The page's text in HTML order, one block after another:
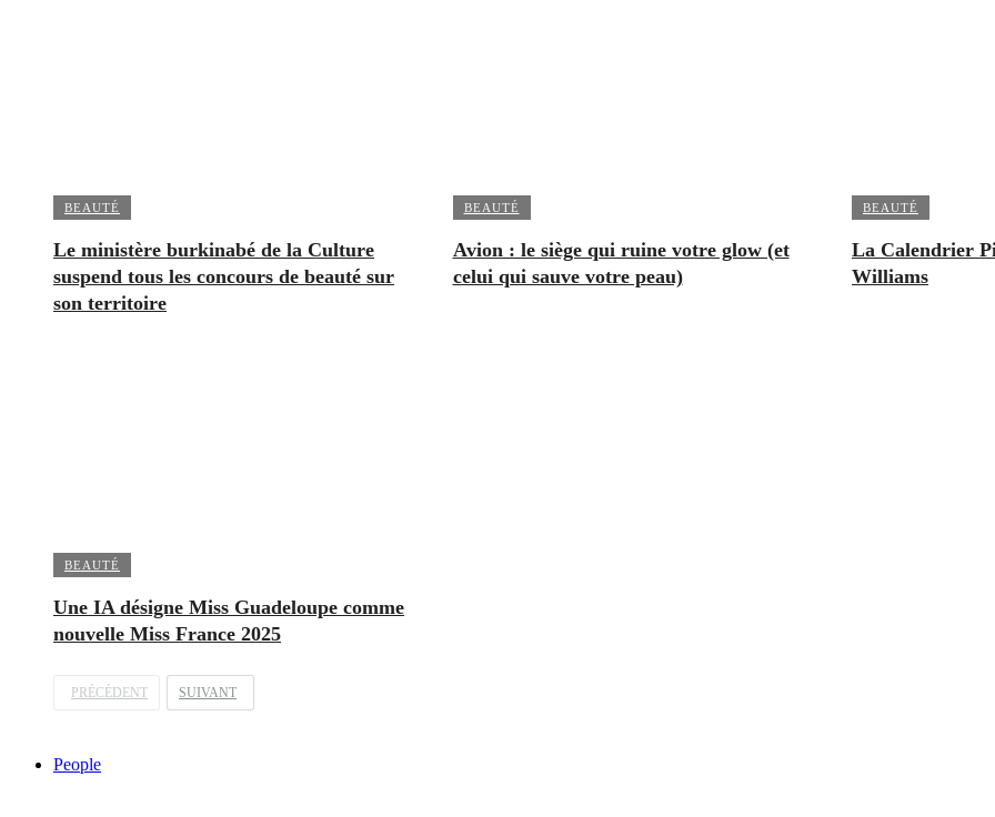
BEAUTÉ
Le ministère burkinabé de la Culture
suspend tous les concours de beauté sur
son territoire
BEAUTÉ
Avion : le siège qui ruine votre glow (et
celui qui sauve votre peau)
BEAUTÉ
La Calendrier
Williams
BEAUTÉ
Une IA désigne Miss Guadeloupe comme
nouvelle Miss France 2025
PRÉCÉDENT SUIVANT
People